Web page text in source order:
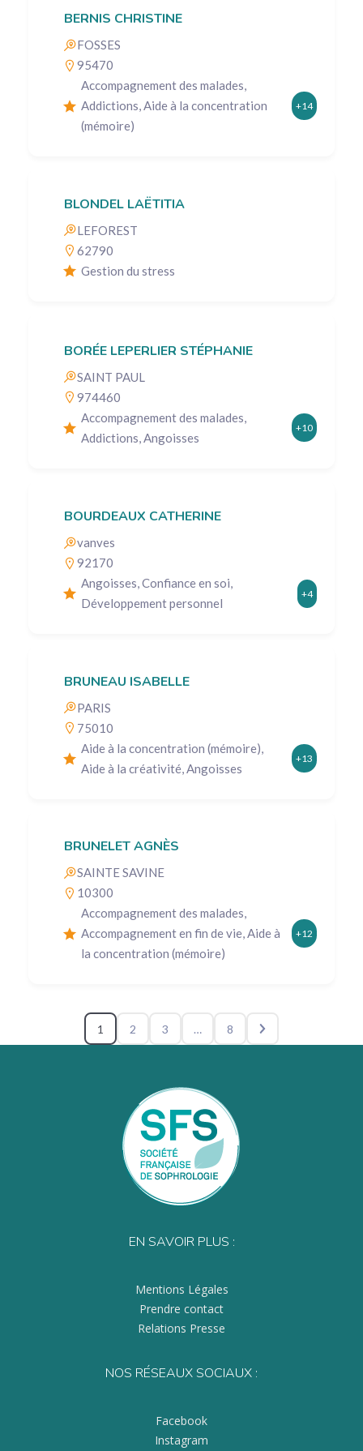
BERNIS CHRISTINE
FOSSES
95470
Accompagnement des malades,
Addictions, Aide à la concentration
(mémoire)
+14
BLONDEL LAËTITIA
LEFOREST
62790
Gestion du stress
BORÉE LEPERLIER STÉPHANIE
SAINT PAUL
974460
Accompagnement des malades,
Addictions, Angoisses
+10
BOURDEAUX CATHERINE
vanves
92170
Angoisses, Confiance en soi,
Développement personnel
+4
BRUNEAU ISABELLE
PARIS
75010
Aide à la concentration (mémoire),
Aide à la créativité, Angoisses
+13
BRUNELET AGNÈS
SAINTE SAVINE
10300
Accompagnement des malades,
Accompagnement en fin de vie, Aide à
la concentration (mémoire)
+12
1 2 3 … 8
EN SAVOIR PLUS :
Mentions Légales
Prendre contact
Relations Presse
NOS RÉSEAUX SOCIAUX :
Facebook
Instagram